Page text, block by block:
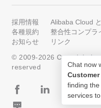
採用情報 Alibaba Cloud
各種規約
整合性コンプラ
お知らせ
リンク
© 2009-2026 Copyright by
reserved
Chat now
finding
services